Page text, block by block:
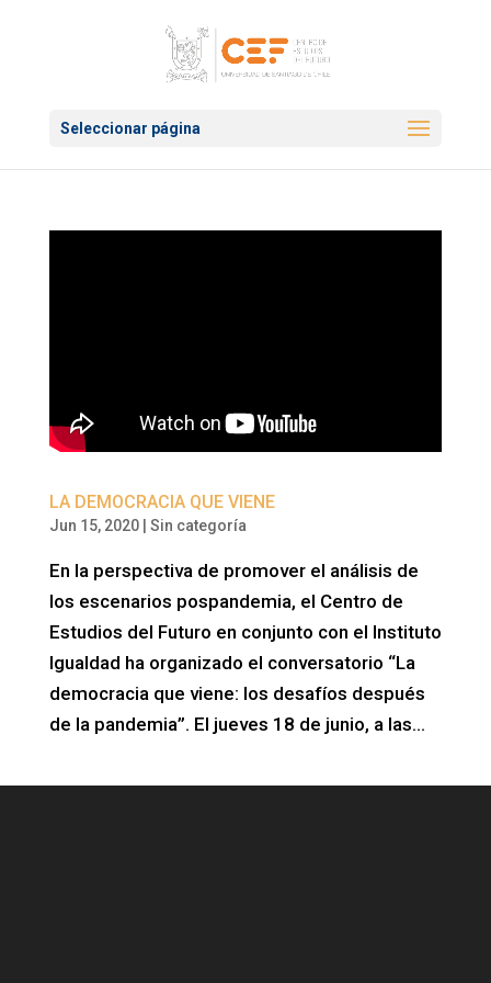
Seleccionar página
LA DEMOCRACIA QUE VIENE
Jun 15, 2020| Sin categoría
En la perspectiva de promover el análisis de
los escenarios pospandemia, el Centro de
Estudios del Futuro en conjunto con el Instituto
Igualdad ha organizado el conversatorio “La
democracia que viene: los desafíos después
de la pandemia”. El jueves 18 de junio, a las...